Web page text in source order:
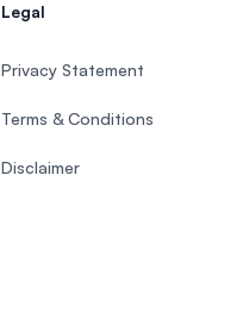
Legal
Privacy Statement
Terms & Conditions
Disclaimer